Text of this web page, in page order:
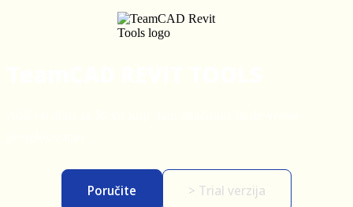
Poručite > Trial verzija